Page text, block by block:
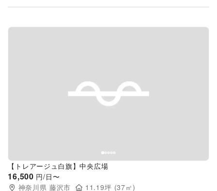
Previous slide
【トレアージュ白旗】中央広場
16,500 円/日〜
神奈川県 藤沢市 11.19坪 (37㎡)